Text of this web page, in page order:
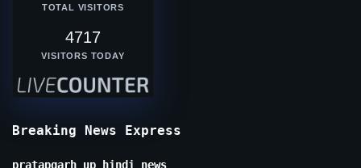
TOTAL VISITORS
4717
VISITORS TODAY
Breaking News Express
pratapgarh up hindi news